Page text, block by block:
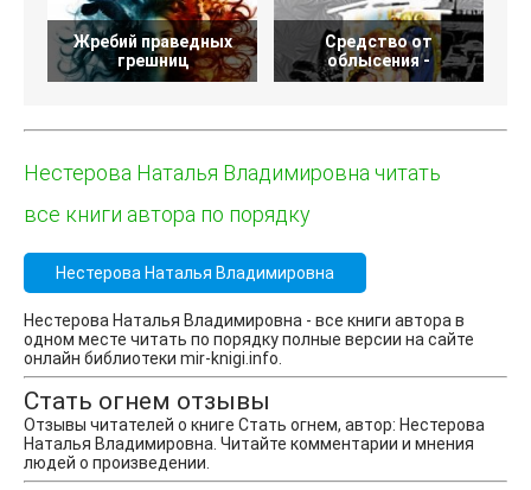
Жребий праведных
грешниц
Средство от
облысения -
Нестерова Наталья Владимировна читать
все книги автора по порядку
Нестерова Наталья Владимировна
Нестерова Наталья Владимировна - все книги автора в
одном месте читать по порядку полные версии на сайте
онлайн библиотеки mir-knigi.info.
Стать огнем отзывы
Отзывы читателей о книге Стать огнем, автор: Нестерова
Наталья Владимировна. Читайте комментарии и мнения
людей о произведении.